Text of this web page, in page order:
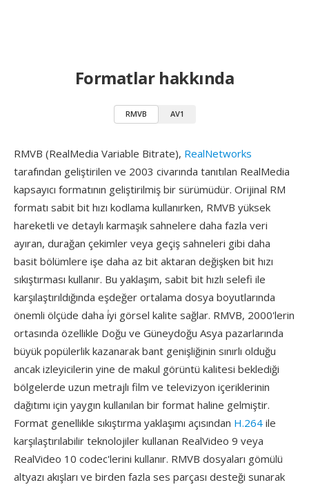
Formatlar hakkında
RMVB AV1
RMVB (RealMedia Variable Bitrate), RealNetworks
tarafından geliştirilen ve 2003 civarında tanıtılan RealMedia
kapsayıcı formatının geliştirilmiş bir sürümüdür. Orijinal RM
formatı sabit bit hızı kodlama kullanırken, RMVB yüksek
hareketli ve detaylı karmaşık sahnelere daha fazla veri
ayıran, durağan çekimler veya geçiş sahneleri gibi daha
basit bölümlere işe daha az bit aktaran değişken bit hızı
sıkıştırması kullanır. Bu yaklaşım, sabit bit hızlı selefi ile
karşılaştırıldığında eşdeğer ortalama dosya boyutlarında
önemli ölçüde daha i̇yi görsel kalite sağlar. RMVB, 2000'lerin
ortasında özellikle Doğu ve Güneydoğu Asya pazarlarında
büyük popülerlik kazanarak bant genişliğinin sınırlı olduğu
ancak izleyicilerin yine de makul görüntü kalitesi beklediği
bölgelerde uzun metrajlı film ve televizyon içeriklerinin
dağıtımı için yaygın kullanılan bir format haline gelmiştir.
Format genellikle sıkıştırma yaklaşımı açısından H.264 ile
karşılaştırılabilir teknolojiler kullanan RealVideo 9 veya
RealVideo 10 codec'lerini kullanır. RMVB dosyaları gömülü
altyazı akışları ve birden fazla ses parçası desteği sunarak